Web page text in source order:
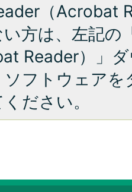
（Acrobat
方は、左記の
Reader）」
フトウェア
ださい。